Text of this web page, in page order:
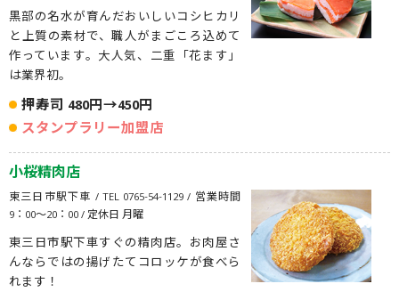
黒部の名水が育んだおいしいコシヒカリ
と上質の素材で、職人がまごころ込めて
作っています。大人気、二重「花ます」
は業界初。
押寿司 480円→450円
スタンプラリー加盟店
小桜精肉店
東三日市駅下車 / TEL 0765-54-1129 / 営業時間
9：00〜20：00 / 定休日 月曜
東三日市駅下車すぐの精肉店。お肉屋さ
んならではの揚げたてコロッケが食べら
れます！